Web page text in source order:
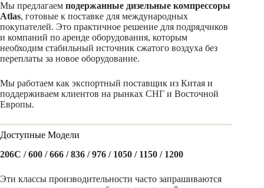
Мы предлагаем подержанные дизельные компрессоры
Atlas, готовые к поставке для международных
покупателей. Это практичное решение для подрядчиков
и компаний по аренде оборудования, которым
необходим стабильный источник сжатого воздуха без
переплаты за новое оборудование.
Мы работаем как экспортный поставщик из Китая и
поддерживаем клиентов на рынках СНГ и Восточной
Европы.
Доступные Модели
206C / 600 / 666 / 836 / 976 / 1050 / 1150 / 1200
Эти классы производительности часто запрашиваются